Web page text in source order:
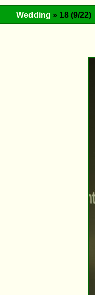
Wedding » 18 (9/22)